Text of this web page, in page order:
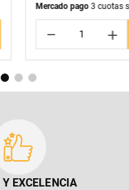
Mercado pago 3 cuotas
＋
－
EXCELENCIA